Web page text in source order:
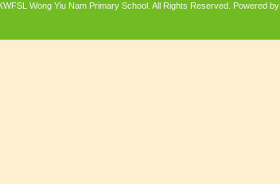
Wong Yiu Nam Primary School. All Rights Reserved. Powered by